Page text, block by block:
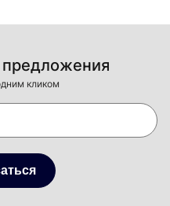
кликом